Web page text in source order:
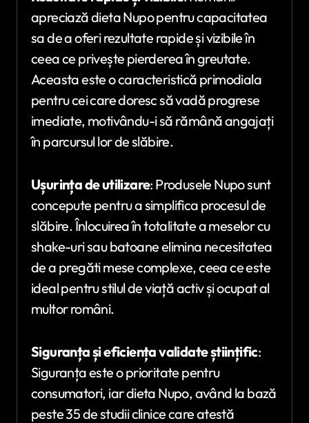
apreciază dieta Nupo pentru capacitatea
sa de a oferi rezultate rapide și vizibile în
ceea ce privește pierderea în greutate.
Aceasta este o caracteristică primodiala
pentru cei care doresc să vadă progrese
imediate, motivându-i să rămână angajați
în parcursul lor de slăbire.
Ușurința de utilizare: Produsele Nupo sunt
concepute pentru a simplifica procesul de
slăbire. Înlocuirea în totalitate a meselor cu
shake-uri sau batoane elimina necesitatea
de a pregăti mese complexe, ceea ce este
ideal pentru stilul de viață activ și ocupat al
multor români.
Siguranța și eficiența validate științific:
Siguranța este o prioritate pentru
consumatori, iar dieta Nupo, având la bază
peste 35 de studii clinice care atestă